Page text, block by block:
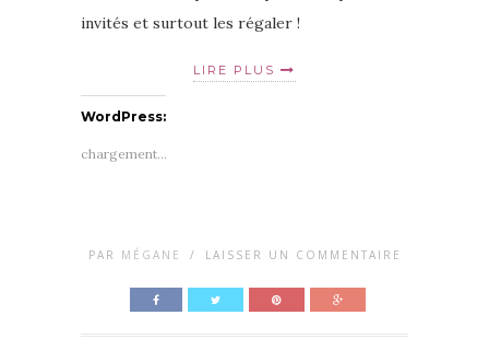
invités et surtout les régaler !
LIRE PLUS
WordPress:
chargement…
PAR MÉGANE / LAISSER UN COMMENTAIRE